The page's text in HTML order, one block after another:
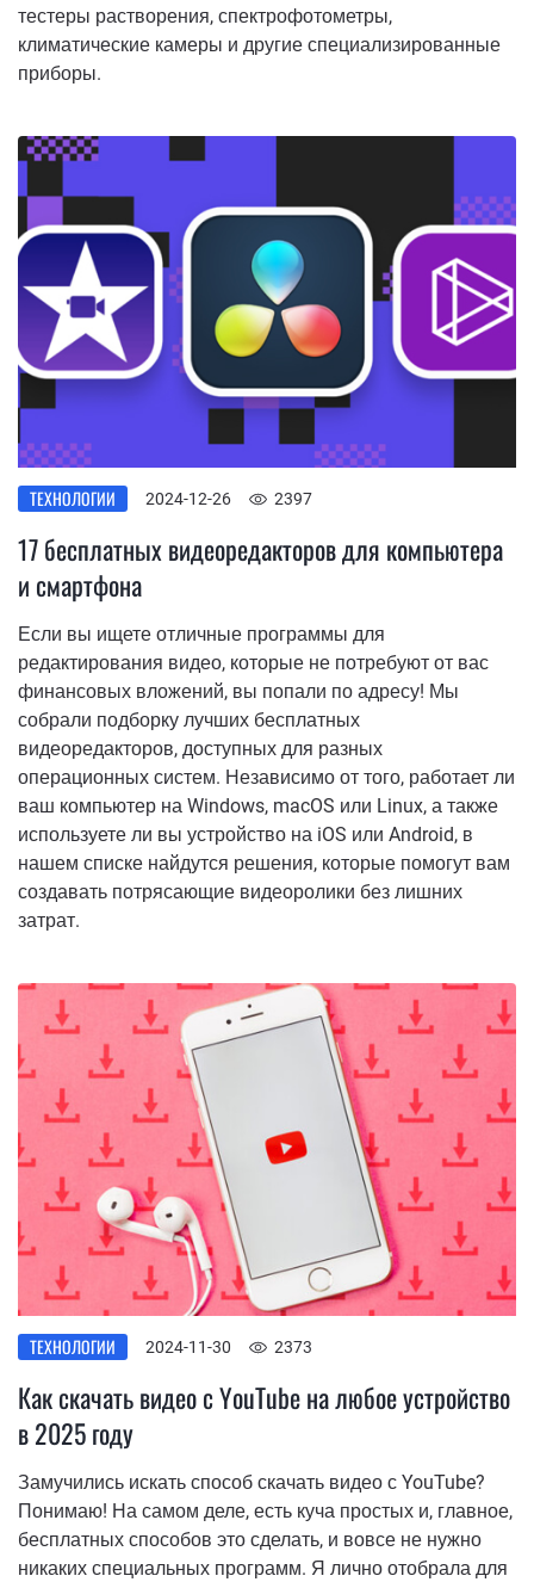
тестеры растворения, спектрофотометры,
климатические камеры и другие специализированные
приборы.
ТЕХНОЛОГИИ 2024-12-26 2397
17 бесплатных видеоредакторов для компьютера
и смартфона
Если вы ищете отличные программы для
редактирования видео, которые не потребуют от вас
финансовых вложений, вы попали по адресу! Мы
собрали подборку лучших бесплатных
видеоредакторов, доступных для разных
операционных систем. Независимо от того, работает ли
ваш компьютер на Windows, macOS или Linux, а также
используете ли вы устройство на iOS или Android, в
нашем списке найдутся решения, которые помогут вам
создавать потрясающие видеоролики без лишних
затрат.
ТЕХНОЛОГИИ 2024-11-30 2373
Как скачать видео с YouTube на любое устройство
в 2025 году
Замучились искать способ скачать видео с YouTube?
Понимаю! На самом деле, есть куча простых и, главное,
бесплатных способов это сделать, и вовсе не нужно
никаких специальных программ. Я лично отобрала для